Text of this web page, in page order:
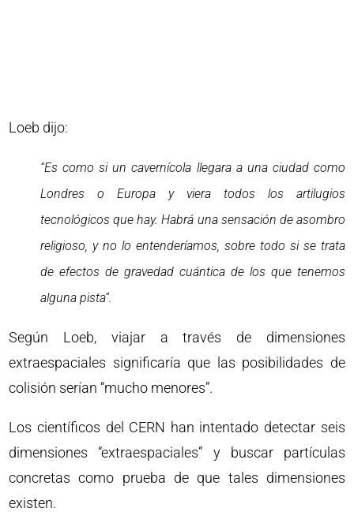
Loeb dijo:
“Es como si un cavernícola llegara a una ciudad como
Londres o Europa y viera todos los artilugios
tecnológicos que hay. Habrá una sensación de asombro
religioso, y no lo entenderíamos, sobre todo si se trata
de efectos de gravedad cuántica de los que tenemos
alguna pista”.
Según Loeb, viajar a través de dimensiones
extraespaciales significaría que las posibilidades de
colisión serían “mucho menores”.
Los científicos del CERN han intentado detectar seis
dimensiones “extraespaciales” y buscar partículas
concretas como prueba de que tales dimensiones
existen.